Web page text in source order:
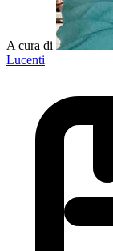
A cura di
Lucenti